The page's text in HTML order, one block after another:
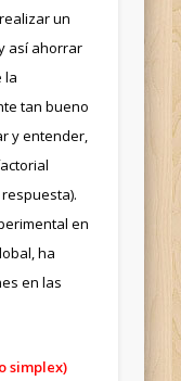
un
así ahorrar
la
tan bueno
y entender,
en
ha
en las
simplex)